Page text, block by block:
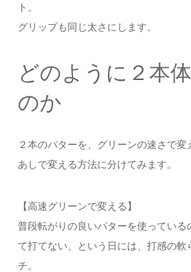
ト。
グリップも同じ太さにします。
どのように２本
のか
２本のパターを、グリーンの速さで変
あしで変える方法に分けてみます。
【高速グリーンで変える】
普段転がりの良いパターを使っている
て打てない、という日には、打感の軟
チ。